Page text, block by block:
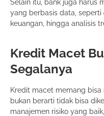
Selain itu, bank juga harus
yang berbasis data, seperti
keuangan, hingga analisis
Kredit Macet
Segalanya
Kredit macet memang
bukan berarti tidak bisa
manajemen risiko yang